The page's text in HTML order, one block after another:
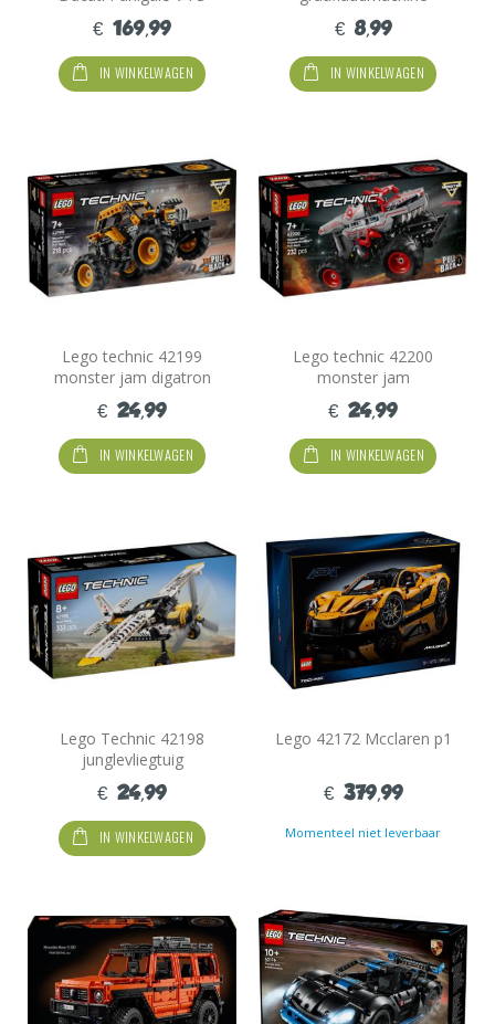
motor
€ 169,99
IN WINKELWAGEN
€ 8,99
IN WINKELWAGEN
Lego technic 42199
monster jam digatron
€ 24,99
IN WINKELWAGEN
Lego technic 42200
monster jam
thudnerroarus
€ 24,99
IN WINKELWAGEN
Lego Technic 42198
junglevliegtuig
€ 24,99
IN WINKELWAGEN
Lego 42172 Mcclaren p1
€ 379,99
Momenteel niet leverbaar